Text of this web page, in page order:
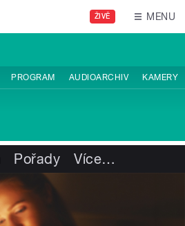
ŽIVĚ MENU
PROGRAM AUDIOARCHIV KAMERY
Pořady Více…